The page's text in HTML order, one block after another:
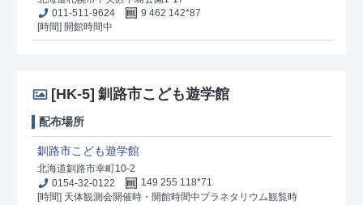
011-511-9624
9 462 142*87
[時間] 開館時間中
[HK-5] 釧路市こども遊学館
配布場所
釧路市こども遊学館
北海道釧路市幸町10-2
0154-32-0122
149 255 118*71
[時間] 天体観測会開催時・開館時間中プラネタリウム観覧時